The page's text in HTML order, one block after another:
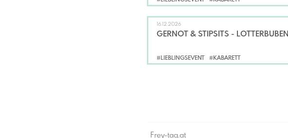
#LIEBLINGSEVENT #KABARETT
16.12.2026
GERNOT & STIPSITS - LOTTERBUBEN
Frey-tag.at